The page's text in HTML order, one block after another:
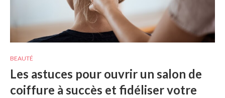
BEAUTÉ
Les astuces pour ouvrir un salon de
coiffure à succès et fidéliser votre